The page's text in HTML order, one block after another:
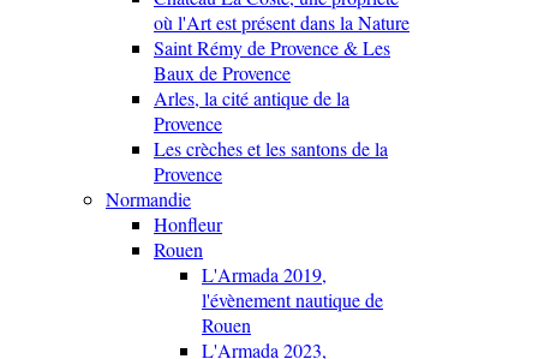
où l'Art est présent dans la Nature
Saint Rémy de Provence & Les
Baux de Provence
Arles, la cité antique de la
Provence
Les crèches et les santons de la
Provence
Normandie
Honfleur
Rouen
L'Armada 2019,
l'évènement nautique de
Rouen
L'Armada 2023,